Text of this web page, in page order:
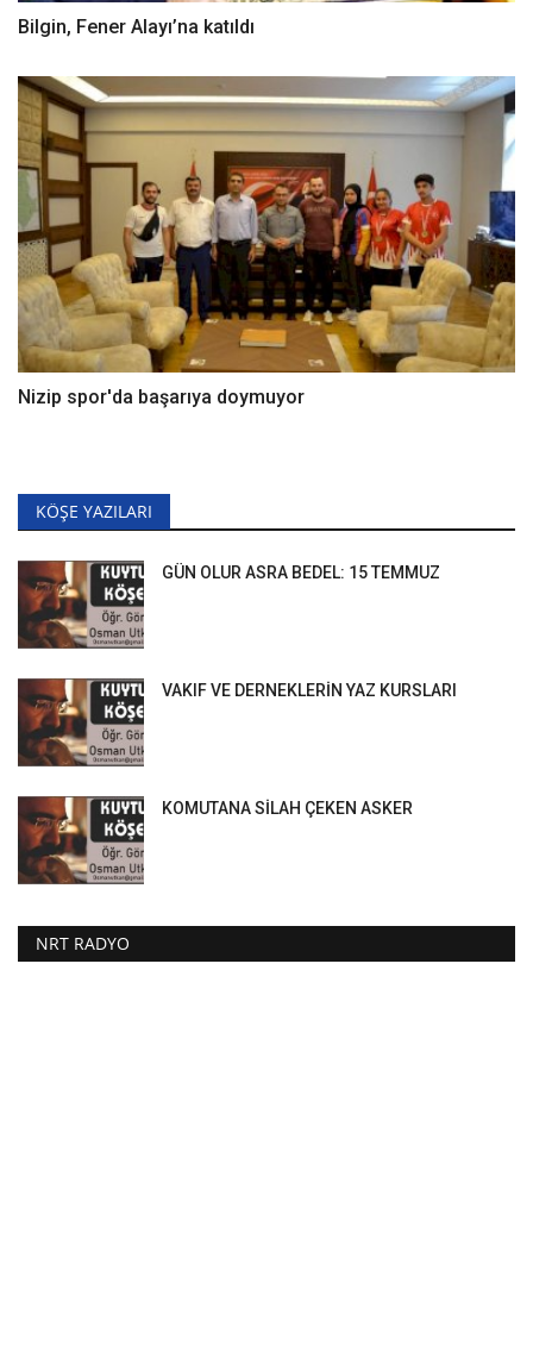
Bilgin, Fener Alayı’na katıldı
Nizip spor'da başarıya doymuyor
KÖŞE YAZILARI
GÜN OLUR ASRA BEDEL: 15 TEMMUZ
VAKIF VE DERNEKLERİN YAZ KURSLARI
KOMUTANA SİLAH ÇEKEN ASKER
NRT RADYO